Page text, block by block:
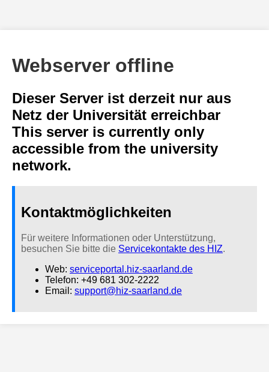
Webserver offline
Dieser Server ist derzeit nur aus
Netz der Universität erreichbar
This server is currently only
accessible from the university
network.
Kontaktmöglichkeiten
Für weitere Informationen oder Unterstützung,
besuchen Sie bitte die Servicekontakte des HIZ.
Web: serviceportal.hiz-saarland.de
Telefon: +49 681 302-2222
Email: support@hiz-saarland.de